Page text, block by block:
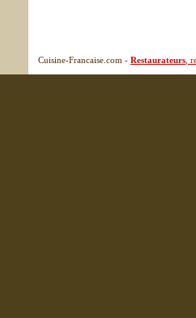
Cuisine-Francaise.com - Restaurateurs ,